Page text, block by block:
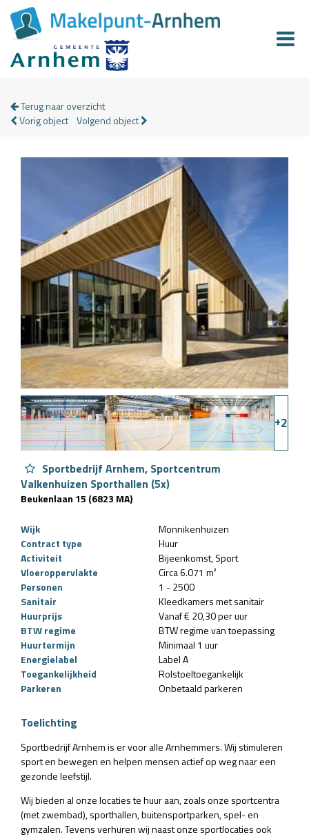
Terug naar overzicht
Vorig object Volgend object
+2
Sportbedrijf Arnhem, Sportcentrum
Valkenhuizen Sporthallen (5x)
Beukenlaan 15 (6823 MA)
Wijk
Monnikenhuizen
Contract type
Huur
Activiteit
Bijeenkomst Sport
Vloeroppervlakte
Circa 6.071 m²
Personen
1 - 2500
Sanitair
Kleedkamers met sanitair
Huurprijs
Vanaf € 20,30 per uur
BTW regime
BTW regime van toepassing
Huurtermijn
Minimaal 1 uur
Energielabel
Label A
Toegankelijkheid
Rolstoeltoegankelijk
Parkeren
Onbetaald parkeren
Toelichting
Sportbedrijf Arnhem is er voor alle Arnhemmers. Wij stimuleren
sport en bewegen en helpen mensen actief op weg naar een
gezonde leefstijl.
Wij bieden al onze locaties te huur aan, zoals onze sportcentra
(met zwembad), sporthallen, buitensportparken, spel- en
gymzalen. Tevens verhuren wij naast onze sportlocaties ook